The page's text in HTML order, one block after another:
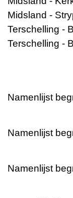
Midsland -
Terschelling -
Terschelling -
Namenlijst
Namenlijst
Namenlijst